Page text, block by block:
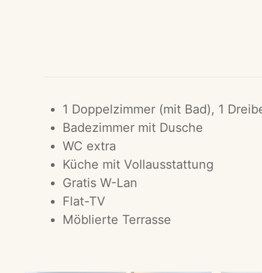
1 Doppelzimmer (mit Bad), 1
Badezimmer mit Dusche
WC extra
Küche mit Vollausstattung
Gratis W-Lan
Flat-TV
Möblierte Terrasse